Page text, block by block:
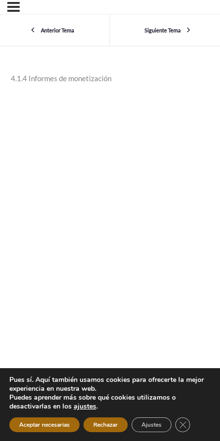
Anterior Tema Siguiente Tema
4.1.4 Informes de monetización
Pues sí. Aquí también usamos cookies para ofrecerte la mejor
experiencia en nuestra web.
Puedes aprender más sobre qué cookies utilizamos o
desactivarlas en los ajustes.
Aceptar necesarias Rechazar Ajustes Cerrar el